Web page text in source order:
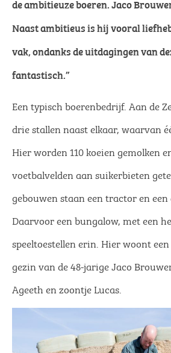
de ambitieuze boeren. Jaco
Naast ambitieus is hij vooral
vak, ondanks de uitdagingen van
fantastisch.”
Een typisch boerenbedrijf. Aan de
drie stallen naast elkaar, waarvan
Hier worden 110 koeien gemolken
voetbalvelden aan suikerbieten
gebouwen staan een tractor en
Daarvoor een bungalow, met een
speeltoestellen erin. Hier woont
gezin van de 48-jarige Jaco
Ageeth en zoontje Lucas.